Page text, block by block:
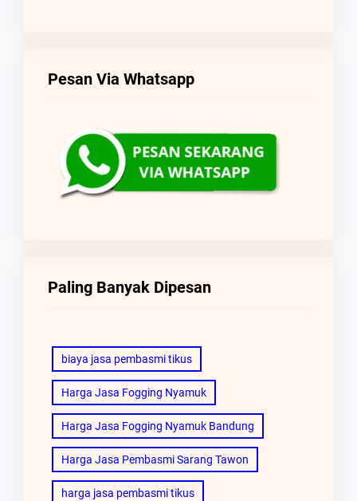
Pesan Via Whatsapp
Paling Banyak Dipesan
biaya jasa pembasmi tikus
Harga Jasa Fogging Nyamuk
Harga Jasa Fogging Nyamuk Bandung
Harga Jasa Pembasmi Sarang Tawon
harga jasa pembasmi tikus